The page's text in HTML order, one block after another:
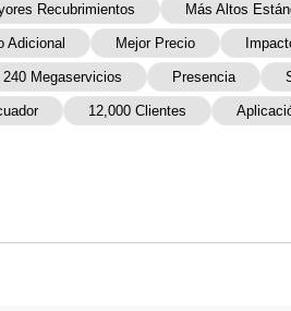
Recubrimientos Más Altos
Adicional Mejor Precio
240 Megaservicios Presencia
12,000 Clientes